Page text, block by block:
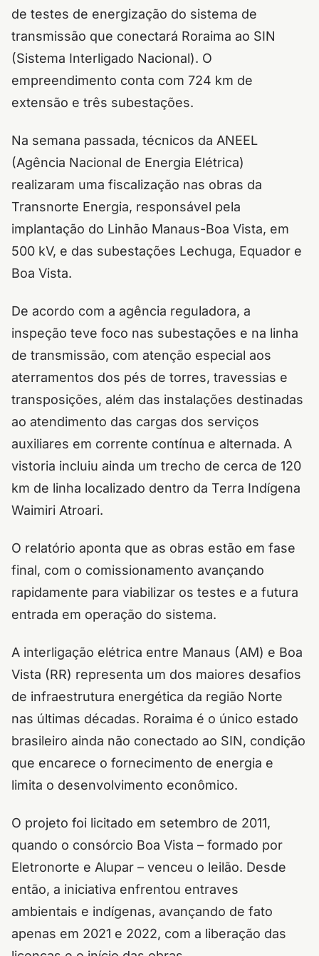
de testes de energização do sistema de
transmissão que conectará Roraima ao SIN
(Sistema Interligado Nacional). O
empreendimento conta com 724 km de
extensão e três subestações.
Na semana passada, técnicos da ANEEL
(Agência Nacional de Energia Elétrica)
realizaram uma fiscalização nas obras da
Transnorte Energia, responsável pela
implantação do Linhão Manaus-Boa Vista, em
500 kV, e das subestações Lechuga, Equador e
Boa Vista.
De acordo com a agência reguladora, a
inspeção teve foco nas subestações e na linha
de transmissão, com atenção especial aos
aterramentos dos pés de torres, travessias e
transposições, além das instalações destinadas
ao atendimento das cargas dos serviços
auxiliares em corrente contínua e alternada. A
vistoria incluiu ainda um trecho de cerca de 120
km de linha localizado dentro da Terra Indígena
Waimiri Atroari.
O relatório aponta que as obras estão em fase
final, com o comissionamento avançando
rapidamente para viabilizar os testes e a futura
entrada em operação do sistema.
A interligação elétrica entre Manaus (AM) e Boa
Vista (RR) representa um dos maiores desafios
de infraestrutura energética da região Norte
nas últimas décadas. Roraima é o único estado
brasileiro ainda não conectado ao SIN, condição
que encarece o fornecimento de energia e
limita o desenvolvimento econômico.
O projeto foi licitado em setembro de 2011,
quando o consórcio Boa Vista – formado por
Eletronorte e Alupar – venceu o leilão. Desde
então, a iniciativa enfrentou entraves
ambientais e indígenas, avançando de fato
apenas em 2021 e 2022, com a liberação das